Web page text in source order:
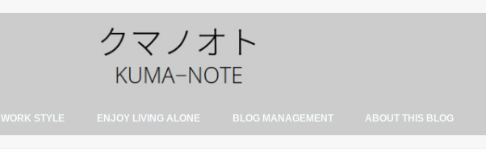
WORK STYLE ENJOY LIVING ALONE BLOG MANAGEMENT ABOUT THIS BLOG